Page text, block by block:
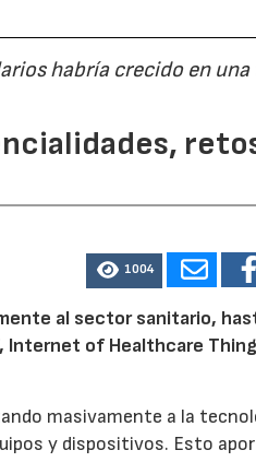
habría crecido en
1004
al sector sanitario,
Internet of Healthcare
masivamente a la
y dispositivos. Esto